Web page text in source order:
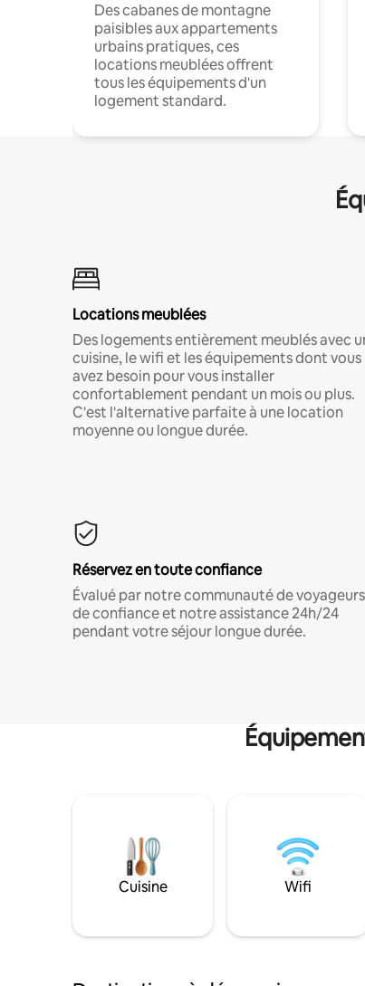
Des cabanes de montagne
paisibles aux appartements
urbains pratiques, ces
locations meublées offrent
tous les équipements d'un
logement standard.
Locations meublées
Des logements entièrement meublés avec
cuisine, le wifi et les équipements dont vous
avez besoin pour vous installer
confortablement pendant un mois ou plus.
C'est l'alternative parfaite à une location
moyenne ou longue durée.
Réservez en toute confiance
Évalué par notre communauté de voyageurs
de confiance et notre assistance 24h/24
pendant votre séjour longue durée.
Cuisine Wifi